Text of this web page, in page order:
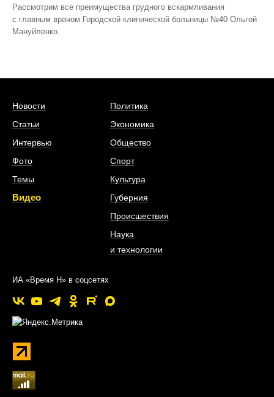
Рассмотрим все преимущества грудного вскармливания
с главным врачом Городской клинической больницы №40 Ольгой
Мануйленко.
Новости
Статьи
Интервью
Фото
Темы
Видео
Политика
Экономика
Общество
Спорт
Культура
Губерния
Происшествия
Наука
и технологии
ИА «Время Н» в соцсетях